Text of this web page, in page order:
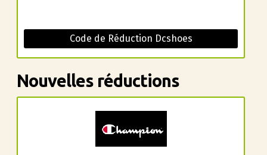
Code de Réduction Dcshoes
Nouvelles réductions